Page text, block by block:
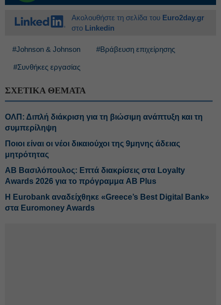
Ακολουθήστε τη σελίδα του Euro2day.gr
στο Linkedin
#Johnson & Johnson #Βράβευση επιχείρησης
#Συνθήκες εργασίας
ΣΧΕΤΙΚΑ ΘΕΜΑΤΑ
ΟΛΠ: Διπλή διάκριση για τη βιώσιμη ανάπτυξη και τη
συμπερίληψη
Ποιοι είναι οι νέοι δικαιούχοι της 9μηνης άδειας
μητρότητας
ΑΒ Βασιλόπουλος: Επτά διακρίσεις στα Loyalty
Awards 2026 για το πρόγραμμα AB Plus
Η Eurobank αναδείχθηκε «Greece’s Best Digital Bank»
στα Euromoney Awards